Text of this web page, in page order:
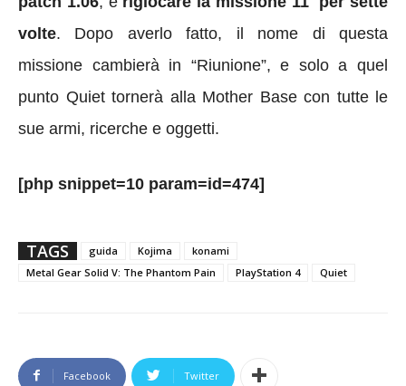
volte. Dopo averlo fatto, il nome di questa
missione cambierà in “Riunione”, e solo a quel
punto Quiet tornerà alla Mother Base con tutte le
sue armi, ricerche e oggetti.
[php snippet=10 param=id=474]
TAGS guida Kojima
konami
Metal Gear Solid V: The Phantom Pain
PlayStation 4 Quiet
Facebook Twitter